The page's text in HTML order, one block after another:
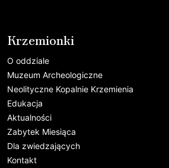
Krzemionki
O oddziale
Muzeum Archeologiczne
Neolityczne Kopalnie Krzemienia
Edukacja
Aktualności
Zabytek Miesiąca
Dla zwiedzających
Kontakt